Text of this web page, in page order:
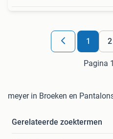
1 2
Pagina
meyer in Broeken en
Gerelateerde zoektermen